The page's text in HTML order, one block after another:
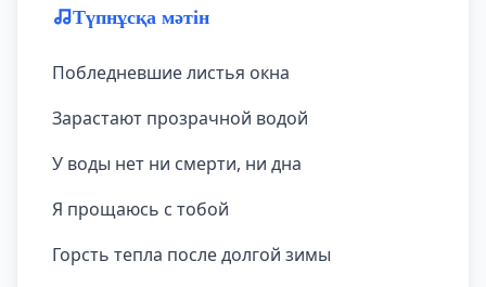
Түпнұсқа мәтін
Побледневшие листья окна
Зарастают прозрачной водой
У воды нет ни смерти, ни дна
Я прощаюсь с тобой
Горсть тепла после долгой зимы